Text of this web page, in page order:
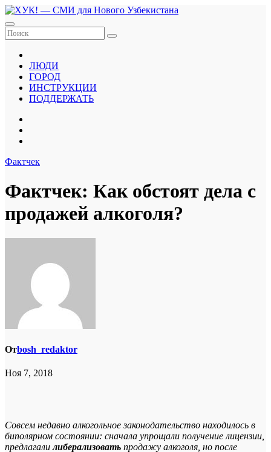
Перейти
к
содержанию
ЛЮДИ
ГОРОД
ИНСТРУКЦИИ
ПОДДЕРЖАТЬ
Фактчек
Фактчек: Как обстоят дела с
продажей алкоголя?
Отbosh_redaktor
Ноя 7, 2018
Совсем недавно алкогольное законодательство находилось в
биполярном состоянии: сначала упрощали получение лицензии,
предлагалилиберализовать продажу алкоголя, но после